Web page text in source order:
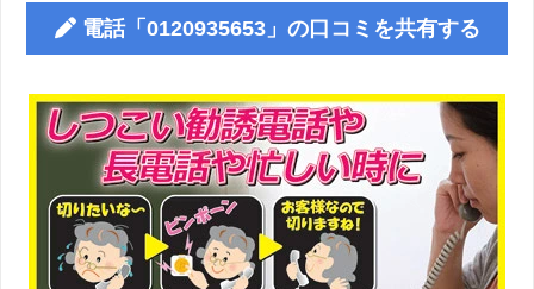
電話「0120935653」の口コミを共有する